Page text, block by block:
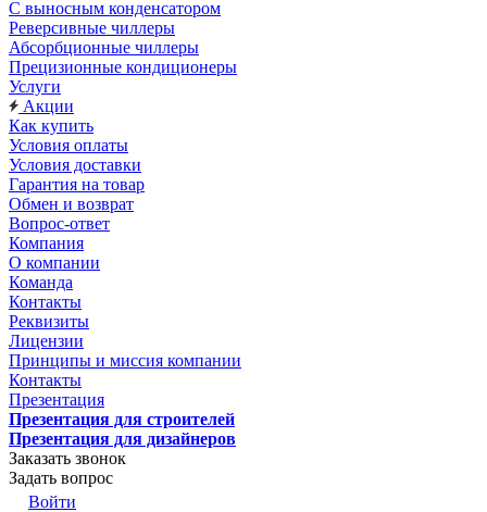
С выносным конденсатором
Реверсивные чиллеры
Абсорбционные чиллеры
Прецизионные кондиционеры
Услуги
Акции
Как купить
Условия оплаты
Условия доставки
Гарантия на товар
Обмен и возврат
Вопрос-ответ
Компания
О компании
Команда
Контакты
Реквизиты
Лицензии
Принципы и миссия компании
Контакты
Презентация
Презентация для строителей
Презентация для дизайнеров
Заказать звонок
Задать вопрос
Войти